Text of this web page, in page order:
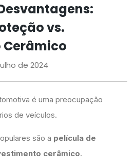
vs.
Cerâmico
de 2024
é uma preocupação
de veículos.
são a película de
cerâmico.